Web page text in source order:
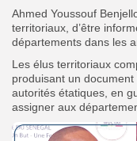
Ahmed Youssouf
territoriaux, d’être
départements dans les
Les élus territoriaux
produisant un
autorités étatiques, en
assigner aux